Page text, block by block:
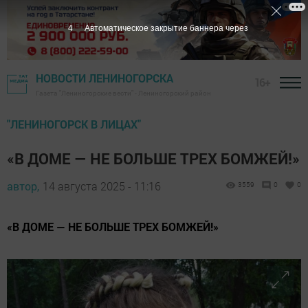
НОВОСТИ ЛЕНИНОГОРСКА
"ЛЕНИНОГОРСК В ЛИЦАХ"
«В ДОМЕ — НЕ БОЛЬШЕ ТРЕХ БОМЖЕЙ!»
автор, 14 августа 2025 - 11:16 3559 0 0
«В ДОМЕ — НЕ БОЛЬШЕ ТРЕХ БОМЖЕЙ!»
3 Автоматическое закрытие баннера через